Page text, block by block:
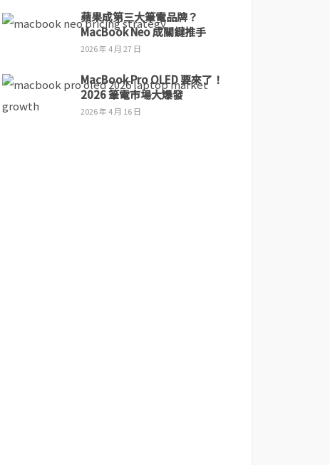
蘋果成第三大筆電品牌？
MacBook Neo 成關鍵推手
2026 年 4 月 27 日
MacBook Pro OLED 要來了！
2026 筆電市場大爆發
2026 年 4 月 16 日